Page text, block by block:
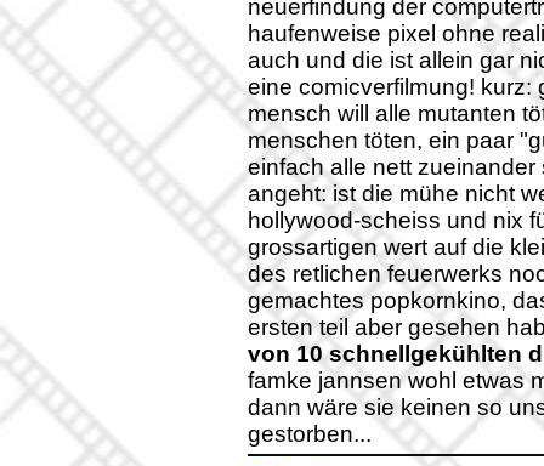
neuerfindung der
haufenweise pixel ohne
auch und die ist allein gar
eine comicverfilmung! kurz:
mensch will alle mutanten
menschen töten, ein paar
einfach alle nett
angeht: ist die mühe nicht
hollywood-scheiss und nix
grossartigen wert auf die
des retlichen feuerwerks
gemachtes popkornkino,
ersten teil aber gesehen
von 10 schnellgekühlten
famke jannsen wohl etwas
dann wäre sie keinen so
gestorben...